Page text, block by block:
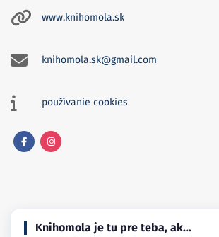
www.knihomola.sk
knihomola.sk@gmail.com
používanie cookies
Knihomola je tu pre teba, ak…